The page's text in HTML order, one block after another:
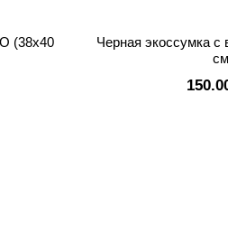
(38х40
Черная экоссумка